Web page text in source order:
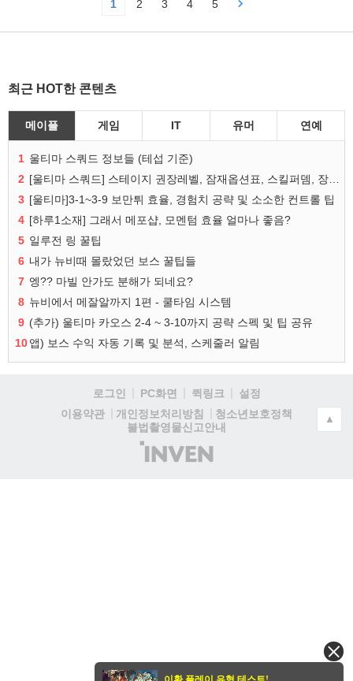
1 2 3 4 5
최근 HOT한 콘텐츠
메이플 게임 IT 유머 연예
1 울티마 스쿼드 정보들 (테섭 기준)
2
3 [울티마]3-1~3-9 보만튀 효율, 경험치 공략 및 소소한 컨트롤 팁
4 [하루1소재] 그래서 메포샵, 모멘텀 효율 얼마나 좋음?
5 일루전 링 꿀팁
6 내가 뉴비때 몰랐었던 보스 꿀팁들
7 엥?? 마빌 안가도 분해가 되네요?
8 뉴비에서 메잘알까지 1편 - 쿨타임 시스템
9 (추가) 울티마 카오스 2-4 ~ 3-10까지 공략 스펙 및 팁 공유
10앱) 보스 수익 자동 기록 및 분석, 스케줄러 알림
로그인 PC화면 퀵링크
설정
이용약관
개인정보처리방침
청소년보호정책
불법촬영물신고안내
(주)
인
▲